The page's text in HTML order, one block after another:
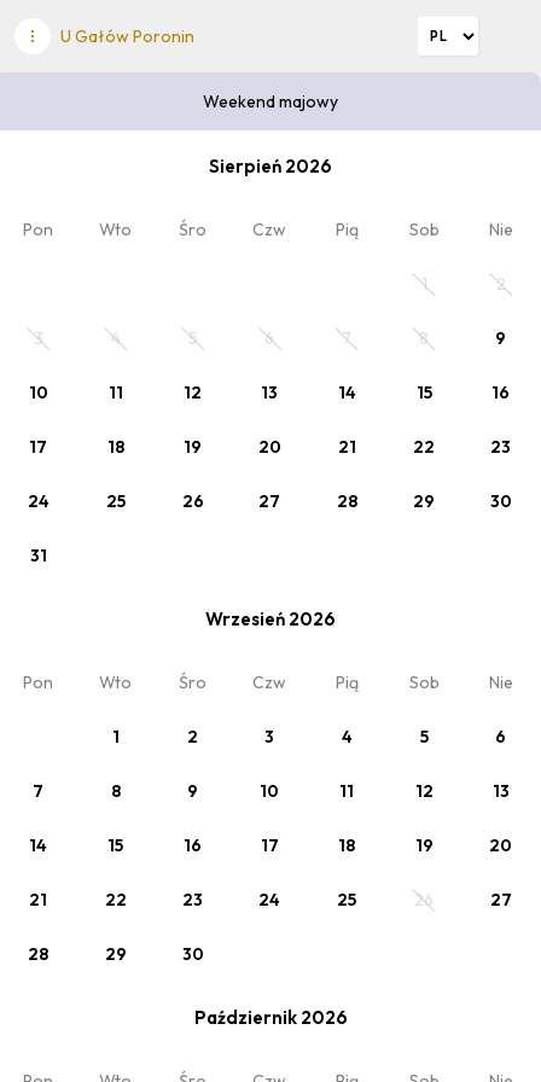
U Gałów Poronin
Zapisz się i otrzymuj powiadomienia
Zapisz się do naszego Newsletter'a i otrzymuj
Wybierz datę pobytu
Weekend majowy
Sierpień 2026
Pon Wto Śro Czw Pią Sob Nie
1 2
3 4 5 6 7 8 9
10 11 12 13 14 15 16
17 18 19 20 21 22 23
24 25 26 27 28 29 30
31
Wrzesień 2026
Pon Wto Śro Czw Pią Sob Nie
1 2 3 4 5 6
7 8 9 10 11 12 13
14 15 16 17 18 19 20
21 22 23 24 25 26 27
28 29 30
Październik 2026
Twój pobyt
Weekend majowy Zmień